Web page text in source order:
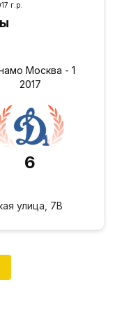
г.р.
Москва - 1
2017
6
улица, 7В